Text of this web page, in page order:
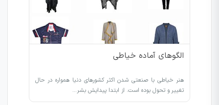
الگوهای آماده خیاطی
هنر خیاطی با صنعتی شدن اکثر کشورهای دنیا همواره در حال
تغییر و تحول بوده است. از ابتدا پیدایش بشر…